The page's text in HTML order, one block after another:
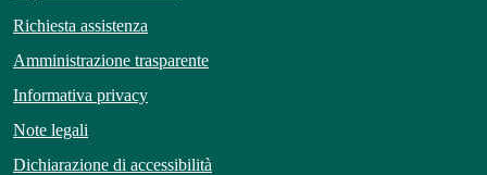
Richiesta assistenza
Amministrazione trasparente
Informativa privacy
Note legali
Dichiarazione di accessibilità